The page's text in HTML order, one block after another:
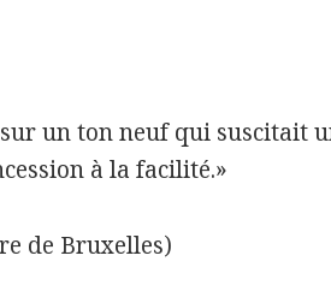
un ton neuf qui suscitait
à la facilité.»
de Bruxelles)